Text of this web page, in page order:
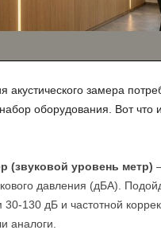
акустического замера
оборудования. Вот что
(звуковой уровень метр)
давления (дБА).
30-130 дБ и частотной
аналоги.